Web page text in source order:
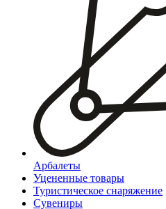
Арбалеты
Уцененные товары
Туристическое снаряжение
Сувениры